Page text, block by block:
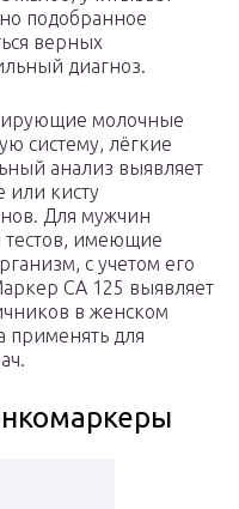
подобранное
верных
диагноз.
молочные
систему, лёгкие
анализ выявляет
или кисту
Для мужчин
тестов, имеющие
с учетом его
СА 125 выявляет
в женском
применять для